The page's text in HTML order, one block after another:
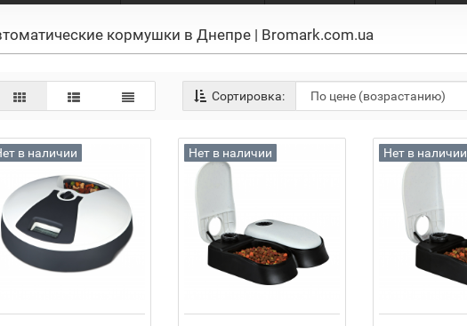
кормушки в Днепре | Bromark.com.ua
Сортировка:
в наличии Нет в наличии Нет в наличии